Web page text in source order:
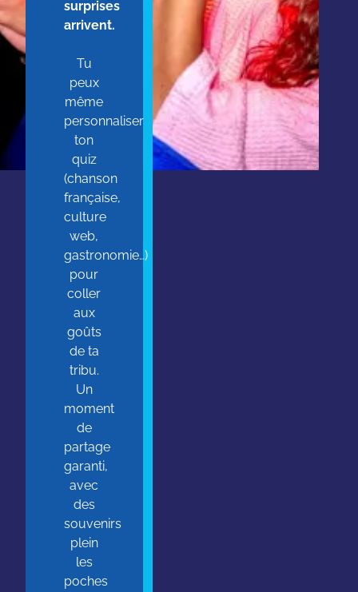
surprises
arrivent.
Tu
peux
même
personnaliser
ton
quiz
(chanson
française,
culture
web,
gastronomie…)
pour
coller
aux
goûts
de ta
tribu.
Un
moment
de
partage
garanti,
avec
des
souvenirs
plein
les
poches